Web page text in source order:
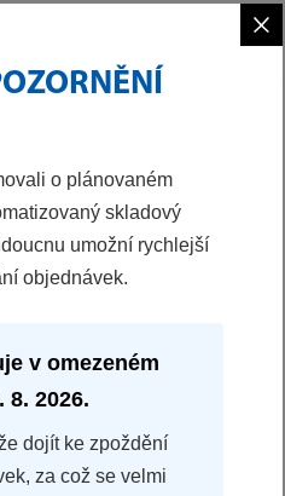
×
o plánovaném
skladový
umožní rychlejší
objednávek.
v omezeném
8. 2026.
dojít ke zpoždění
za což se velmi